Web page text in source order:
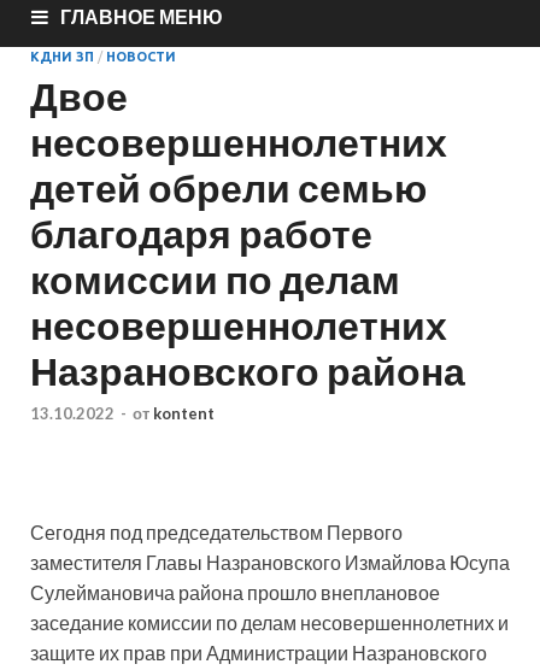
ГЛАВНОЕ МЕНЮ
КДНИ ЗП / НОВОСТИ
Двое
несовершеннолетних
детей обрели семью
благодаря работе
комиссии по делам
несовершеннолетних
Назрановского района
13.10.2022 - от kontent
Сегодня под председательством Первого
заместителя Главы Назрановского Измайлова Юсупа
Сулеймановича района прошло внеплановое
заседание комиссии по делам несовершеннолетних и
защите их прав при Администрации Назрановского